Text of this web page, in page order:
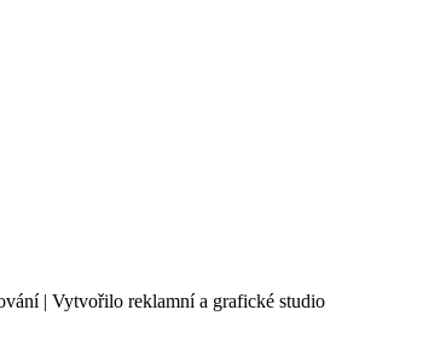
| Vytvořilo reklamní a grafické studio